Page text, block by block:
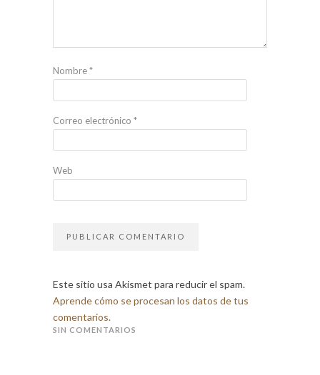
Nombre*
Correo electrónico *
Web
Este sitio usa Akismet para reducir el spam.
Aprende cómo se procesan los datos de tus
comentarios.
SIN COMENTARIOS